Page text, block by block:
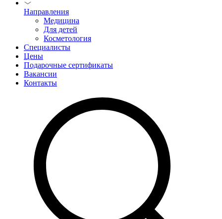
Направления
Медицина
Для детей
Косметология
Специалисты
Цены
Подарочные сертификаты
Вакансии
Контакты